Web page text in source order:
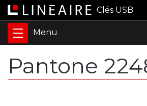
Clés USB
Pantone